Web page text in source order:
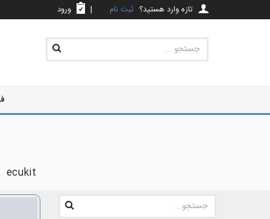
تازه وارد هستید؟ ثبت نام | ورود
ecukit